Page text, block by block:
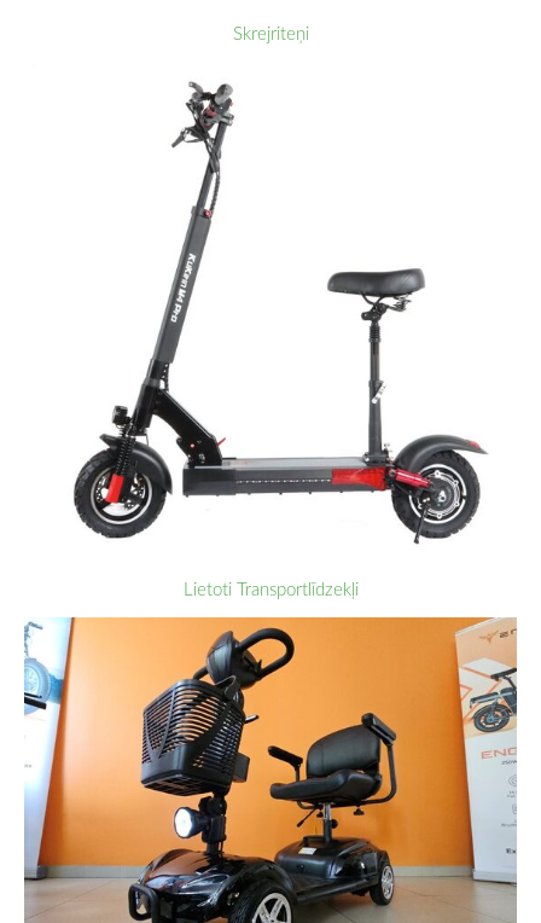
Skrejriteņi
Lietoti Transportlīdzekļi